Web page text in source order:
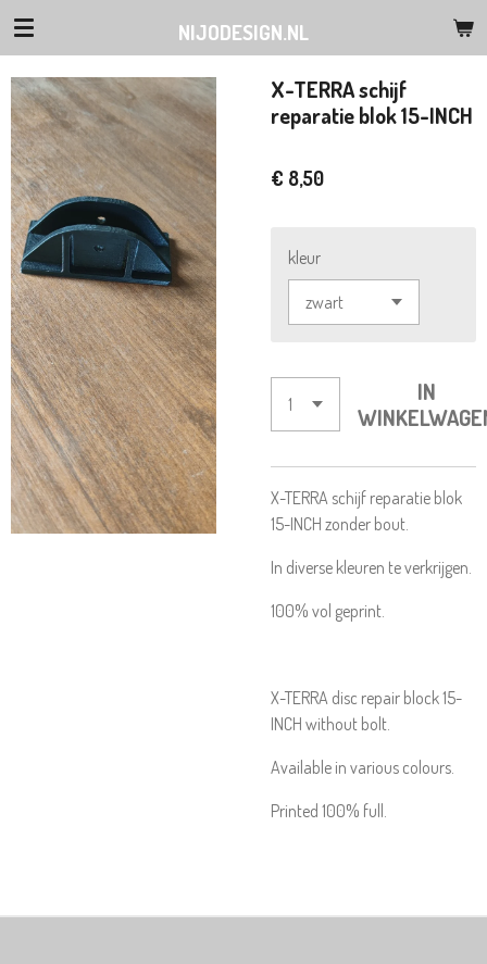
Ga
naar
de
hoofdinhoud
NIJODESIGN.NL
X-TERRA schijf
reparatie blok 15-INCH
€ 8,50
kleur
IN
X-TERRA schijf reparatie blok
15-INCH zonder bout.
In diverse kleuren te verkrijgen.
100% vol geprint.
X-TERRA disc repair block 15-
INCH without bolt.
Available in various colours.
Printed 100% full.